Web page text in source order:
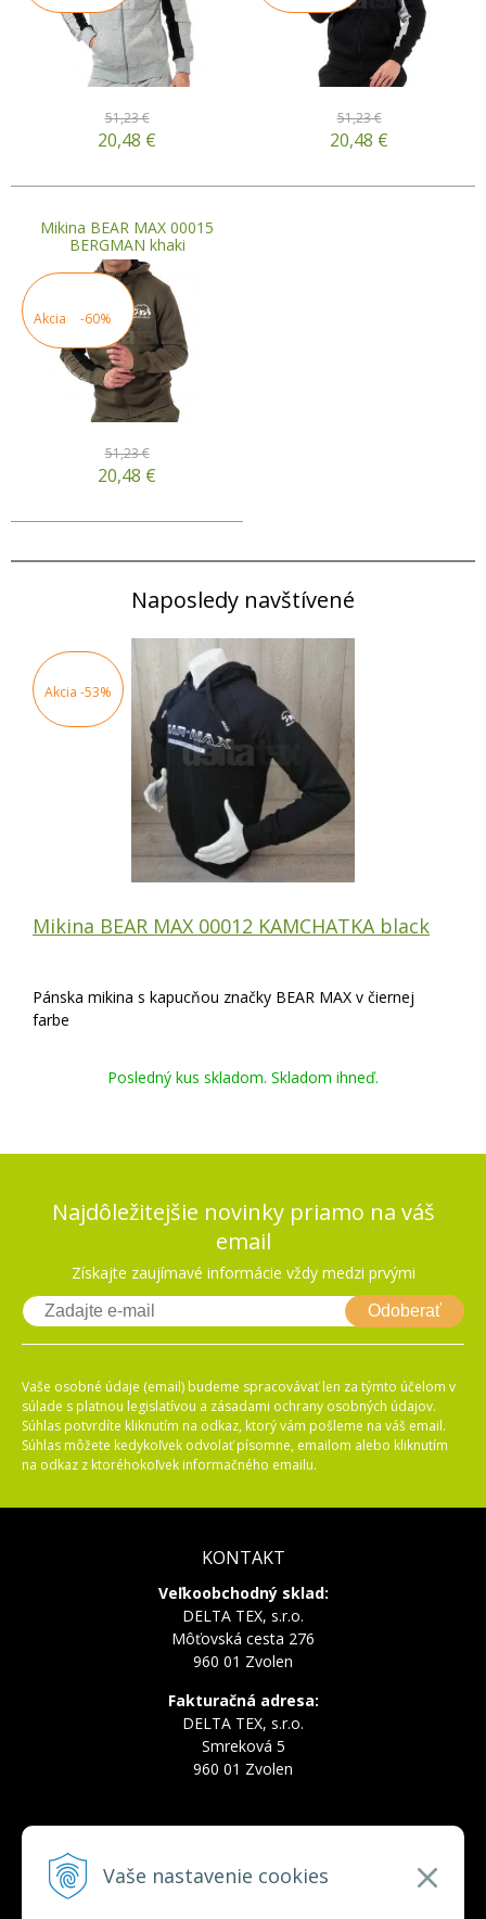
Vaše nastavenie cookies
51,23 €
20,48 €
51,23 €
20,48 €
Mikina BEAR MAX 00015
BERGMAN khaki
Akcia -60%
51,23 €
20,48 €
Naposledy navštívené
Akcia -53%
Mikina BEAR MAX 00012 KAMCHATKA black
Pánska mikina s kapucňou značky BEAR MAX v čiernej
farbe
Posledný kus skladom. Skladom ihneď.
Najdôležitejšie novinky priamo na váš
email
Získajte zaujímavé informácie vždy medzi prvými
Odoberať
Vaše osobné údaje (email) budeme spracovávať len za týmto účelom v
súlade s platnou legislatívou a zásadami ochrany osobných údajov.
Súhlas potvrdíte kliknutím na odkaz, ktorý vám pošleme na váš email.
Súhlas môžete kedykoľvek odvolať písomne, emailom alebo kliknutím
na odkaz z ktoréhokoľvek informačného emailu.
KONTAKT
Veľkoobchodný sklad:
DELTA TEX, s.r.o.
Môťovská cesta 276
960 01 Zvolen
Fakturačná adresa:
DELTA TEX, s.r.o.
Smreková 5
960 01 Zvolen
Tel.:+421 910 228 822